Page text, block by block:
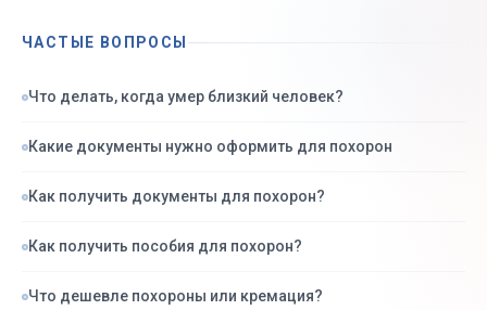
ЧАСТЫЕ ВОПРОСЫ
Что делать, когда умер близкий человек?
Какие документы нужно оформить для похорон
Как получить документы для похорон?
Как получить пособия для похорон?
Что дешевле похороны или кремация?